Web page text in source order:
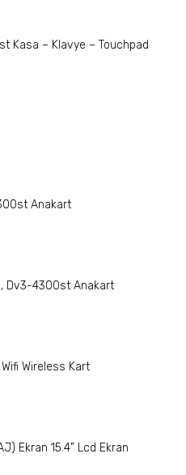
Kasa – Klavye – Touchpad
Anakart
Dv3-4300st Anakart
Wireless Kart
Ekran 15.4” Lcd Ekran